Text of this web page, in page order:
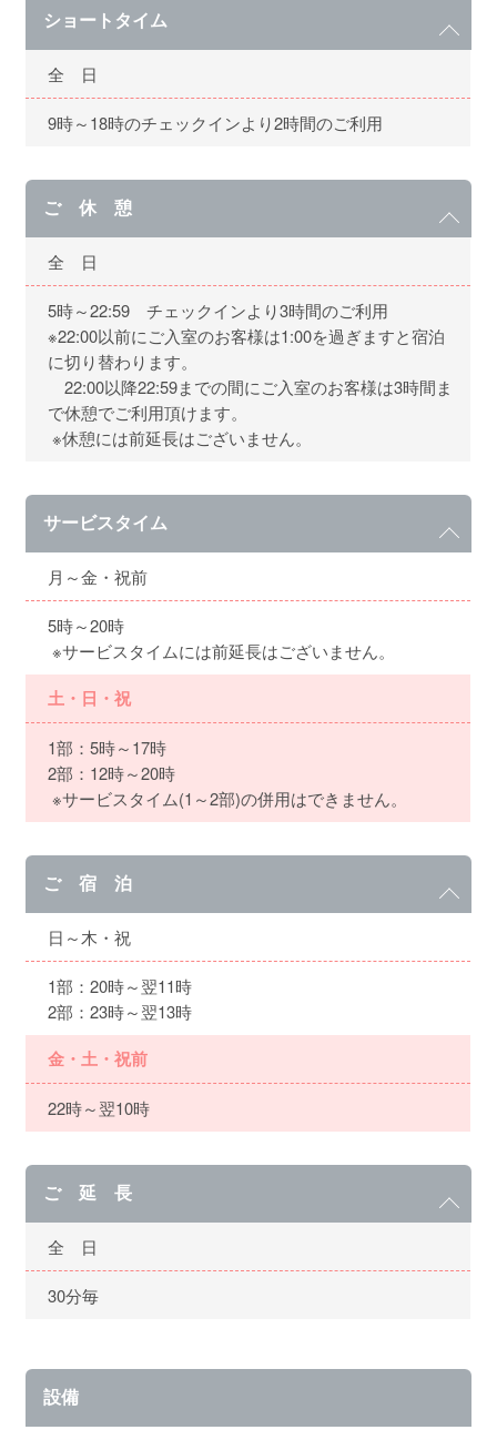
ショートタイム
全 日
9時～18時のチェックインより2時間のご利用
ご 休 憩
全 日
5時～22:59 チェックインより3時間のご利用
※22:00以前にご入室のお客様は1:00を過ぎますと宿泊
に切り替わります。
22:00以降22:59までの間にご入室のお客様は3時間ま
で休憩でご利用頂けます。
※休憩には前延長はございません。
サービスタイム
月～金・祝前
5時～20時
※サービスタイムには前延長はございません。
土・日・祝
1部：5時～17時
2部：12時～20時
※サービスタイム(1～2部)の併用はできません。
ご 宿 泊
日～木・祝
1部：20時～翌11時
2部：23時～翌13時
金・土・祝前
22時～翌10時
ご 延 長
全 日
30分毎
設備